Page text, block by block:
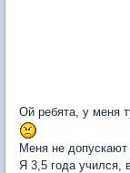
Ой ребята, у меня
Меня не
Я 3,5 года учился,